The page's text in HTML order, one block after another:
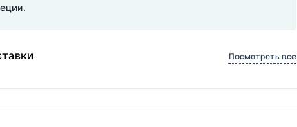
Посмотреть все